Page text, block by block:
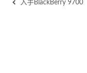
入手BlackBerry 9700